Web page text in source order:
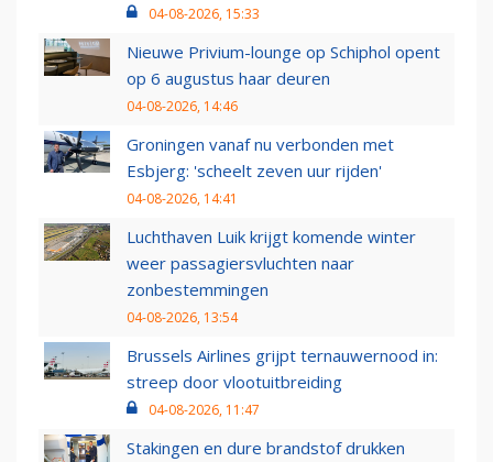
04-08-2026, 15:33
Nieuwe Privium-lounge op Schiphol opent
op 6 augustus haar deuren
04-08-2026, 14:46
Groningen vanaf nu verbonden met
Esbjerg: 'scheelt zeven uur rijden'
04-08-2026, 14:41
Luchthaven Luik krijgt komende winter
weer passagiersvluchten naar
zonbestemmingen
04-08-2026, 13:54
Brussels Airlines grijpt ternauwernood in:
streep door vlootuitbreiding
04-08-2026, 11:47
Stakingen en dure brandstof drukken